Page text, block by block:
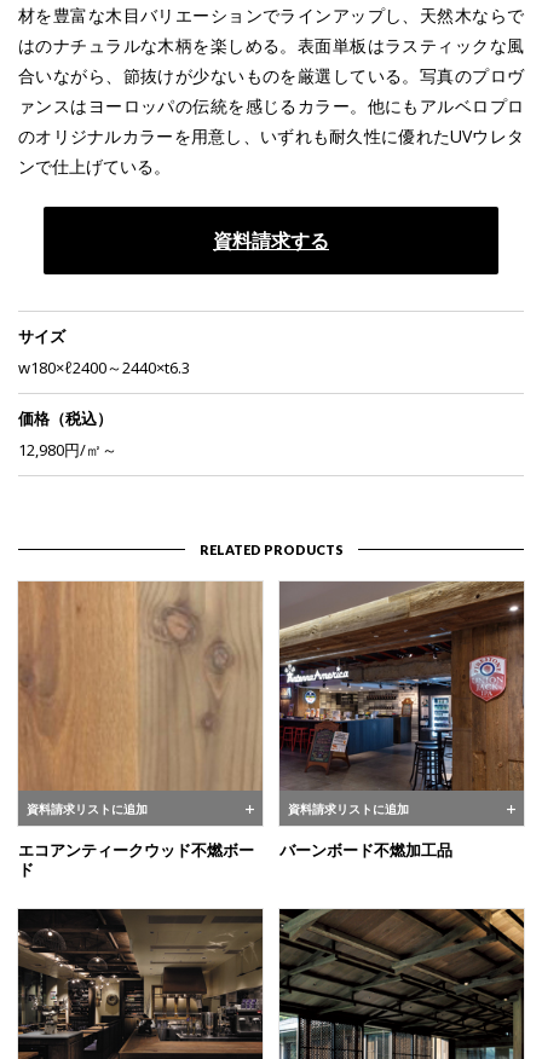
材を豊富な木目バリエーションでラインアップし、天然木ならで
はのナチュラルな木柄を楽しめる。表面単板はラスティックな風
合いながら、節抜けが少ないものを厳選している。写真のプロヴ
ァンスはヨーロッパの伝統を感じるカラー。他にもアルベロプロ
のオリジナルカラーを用意し、いずれも耐久性に優れたUVウレタ
ンで仕上げている。
資料請求する
サイズ
w180×ℓ2400～2440×t6.3
価格（税込）
12,980円/㎡～
RELATED PRODUCTS
資料請求リストに追加
エコアンティークウッド不燃ボー
ド
資料請求リストに追加
バーンボード不燃加工品